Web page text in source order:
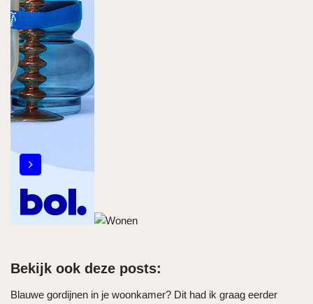
Bekijk ook deze posts:
Blauwe gordijnen in je woonkamer? Dit had ik graag eerder